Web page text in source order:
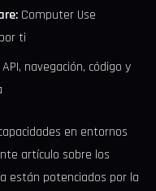
Computer Use
ti
navegación, código y
en entornos
artículo sobre los
están potenciados por la